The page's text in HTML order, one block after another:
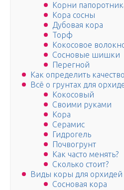
Корни
Кора сосны
Дубовая кора
Торф
Кокосовое
Сосновые шишки
Перегной
Как определить
Всё о грунтах для
Кокосовый
Своими руками
Кора
Серамис
Гидрогель
Почвогрунт
Как часто менять?
Сколько стоит?
Виды коры для орхидей
Сосновая кора